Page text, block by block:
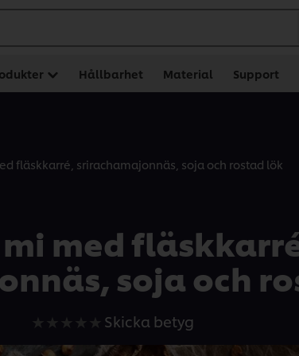
Hållbarhet Material Support
fläskkarré, srirachamajonnäs, soja och rostad lök
med
soja och
Inga
betyg
Skicka betyg